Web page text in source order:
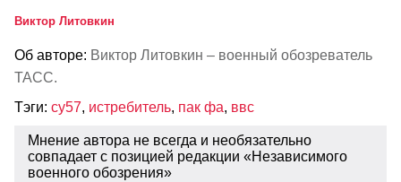
Виктор Литовкин
Об авторе: Виктор Литовкин – военный обозреватель
ТАСС.
Тэги: су57, истребитель, пак фа, ввс
Мнение автора не всегда и необязательно
совпадает с позицией редакции «Независимого
военного обозрения»